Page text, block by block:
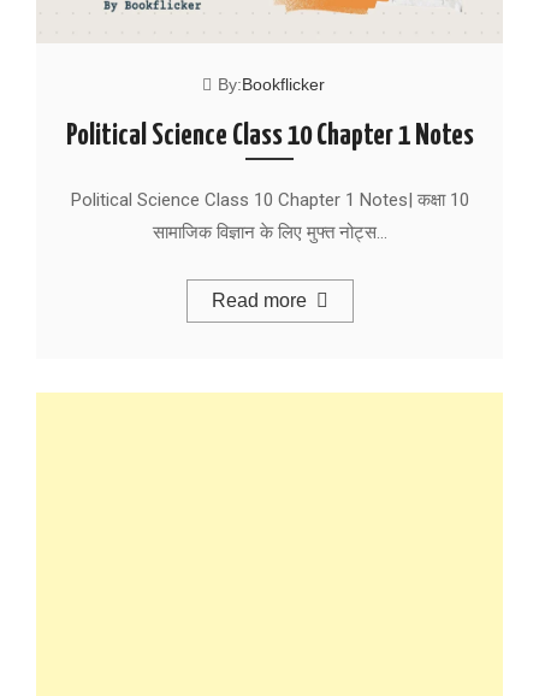
By:Bookflicker
Political Science Class 10 Chapter 1 Notes
Political Science Class 10 Chapter 1 Notes| कक्षा 10
सामाजिक विज्ञान के लिए मुफ्त नोट्स…
Read more